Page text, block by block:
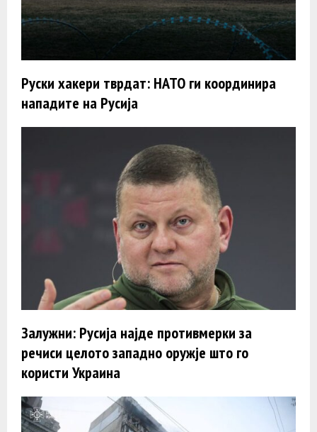
Руски хакери тврдат: НАТО ги координира
нападите на Русија
Залужни: Русија најде противмерки за
речиси целото западно оружје што го
користи Украина